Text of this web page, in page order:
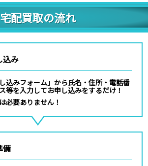
宅配買取の流れ
込み
込みフォーム」から氏名・住所・電話番
等を入力してお申し込みをするだけ！
必要ありません！
備